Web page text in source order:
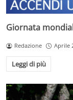
Giornata
Redazione Aprile
Leggi di più